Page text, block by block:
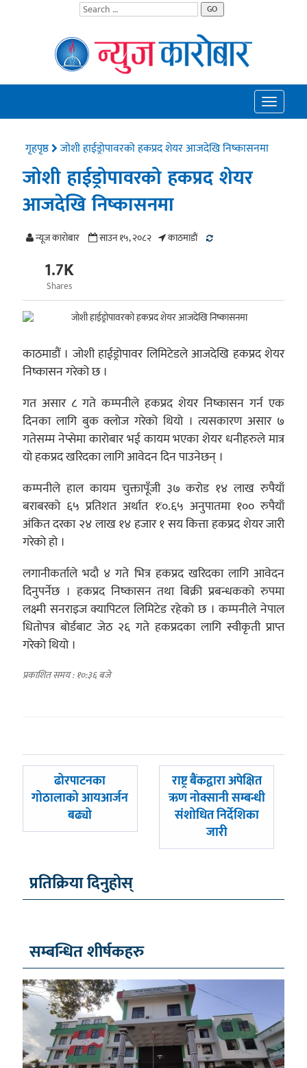
GO
Toggle
गृहपृष्ठ जोशी हाईड्रोपावरको हकप्रद शेयर आजदेखि निष्कासनमा
जोशी हाईड्रोपावरको हकप्रद शेयर
आजदेखि निष्कासनमा
न्यूज काराेबार साउन १५, २०८२ काठमाडाैं
1.7K
Shares
काठमाडौं । जोशी हाईड्रोपावर लिमिटेडले आजदेखि हकप्रद शेयर
निष्कासन गरेको छ ।
गत असार ८ गते कम्पनीले हकप्रद शेयर निष्कासन गर्न एक
दिनका लागि बुक क्लोज गरेको थियो । त्यसकारण असार ७
गतेसम्म नेप्सेमा कारोबार भई कायम भएका शेयर धनीहरुले मात्र
यो हकप्रद खरिदका लागि आवेदन दिन पाउनेछन् ।
कम्पनीले हाल कायम चुक्तापूँजी ३७ करोड १४ लाख रुपैयाँ
बराबरको ६५ प्रतिशत अर्थात १ः०.६५ अनुपातमा १०० रुपैयाँ
अंकित दरका २४ लाख १४ हजार १ सय कित्ता हकप्रद शेयर जारी
गरेको हो ।
लगानीकर्ताले भदौ ४ गते भित्र हकप्रद खरिदका लागि आवेदन
दिनुपर्नेछ । हकप्रद निष्कासन तथा बिक्री प्रबन्धकको रुपमा
लक्ष्मी सनराइज क्यापिटल लिमिटेड रहेको छ । कम्पनीले नेपाल
धितोपत्र बोर्डबाट जेठ २६ गते हकप्रदका लागि स्वीकृती प्राप्त
गरेको थियो ।
प्रकाशित समय : १०:३६ बजे
पछिल्लाे
-
ढोरपाटनका
गोठालाको आयआर्जन
बढ्यो
अघिल्लाे
-
राष्ट्र बैंकद्वारा अपेक्षित
ऋण नोक्सानी सम्बन्धी
संशोधित निर्देशिका
जारी
प्रतिक्रिया दिनुहोस्
सम्बन्धित शीर्षकहरु